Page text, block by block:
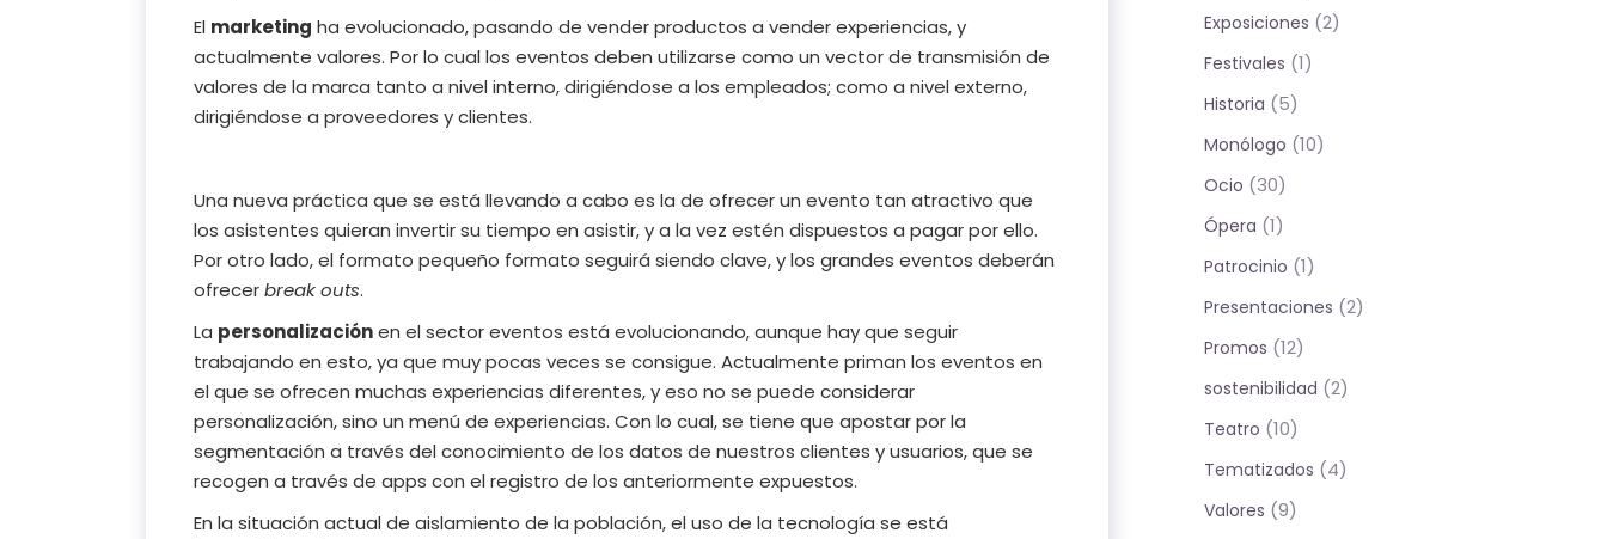
El marketing ha evolucionado, pasando de vender productos a vender experiencias, y
actualmente valores. Por lo cual los eventos deben utilizarse como un vector de transmisión de
valores de la marca tanto a nivel interno, dirigiéndose a los empleados; como a nivel externo,
dirigiéndose a proveedores y clientes.
Una nueva práctica que se está llevando a cabo es la de ofrecer un evento tan atractivo que
los asistentes quieran invertir su tiempo en asistir, y a la vez estén dispuestos a pagar por ello.
Por otro lado, el formato pequeño formato seguirá siendo clave, y los grandes eventos deberán
ofrecerbreak outs.
La personalizaciónen el sector eventos está evolucionando, aunque hay que seguir
trabajando en esto, ya que muy pocas veces se consigue. Actualmente priman los eventos en
el que se ofrecen muchas experiencias diferentes, y eso no se puede considerar
personalización, sino un menú de experiencias. Con lo cual, se tiene que apostar por la
segmentación a través del conocimiento de los datos de nuestros clientes y usuarios, que se
recogen a través de apps con el registro de los anteriormente expuestos.
En la situación actual de aislamiento de la población, el uso de la tecnología se está
Exposiciones (2)
Festivales (1)
Historia (5)
Monólogo (10)
Ocio (30)
Ópera (1)
Patrocinio (1)
Presentaciones (2)
Promos (12)
sostenibilidad (2)
Teatro (10)
Tematizados (4)
Valores (9)